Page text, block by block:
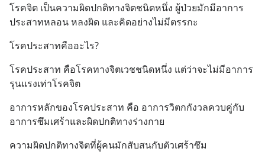
โรคจิต เป็นความผิดปกติทางจิตชนิดหนึ่ง ผู้ป่วยมักมีอาการ
ประสาทหลอน หลงผิด และคิดอย่างไม่มีตรรกะ
โรคประสาทคืออะไร?
โรคประสาท คือโรคทางจิตเวชชนิดหนึ่ง แต่ว่าจะไม่มีอาการ
รุนแรงเท่าโรคจิต
อาการหลักของโรคประสาท คือ อาการวิตกกังวลควบคู่กับ
อาการซึมเศร้าและผิดปกติทางร่างกาย
ความผิดปกติทางจิตที่ผู้คนมักสับสนกับตัวเศร้าซึม